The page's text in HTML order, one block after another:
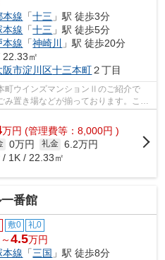
本線 「十三 」駅 徒歩3分
本線 「十三 」駅 徒歩5分
本線 「神崎川
」駅 徒歩20分
㎡
阪市淀川区十三本町２丁目
町ウインズマンションⅡのご紹介で
置き場などが揃っております。こち
万円 (管理費等：8,000円 )
0万円 礼金 6.2万円
/ 1K / 22.33㎡
番館
敷0 礼0
4.5万円
本線 「三国 」駅 徒歩8分